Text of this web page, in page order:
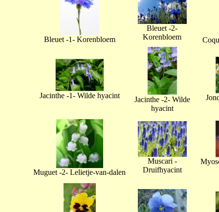
Bleuet -1- Korenbloem
Bleuet -2-
Korenbloem
Jacinthe -1- Wilde hyacint
Jacinthe -2- Wilde
hyacint
Muguet -2- Lelietje-van-dalen
Muscari -
Druifhyacint